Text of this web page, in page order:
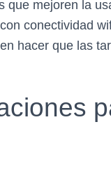
que mejoren la
conectividad
hacer que las